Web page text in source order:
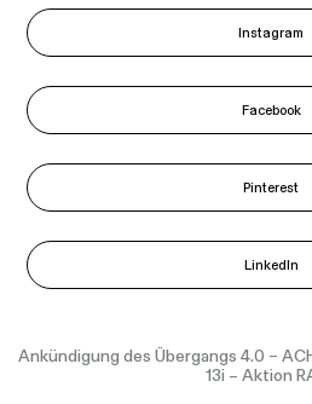
Instagram
Facebook
Pinterest
LinkedIn
Ankündigung des Übergangs 4.0 –
13i – Aktion